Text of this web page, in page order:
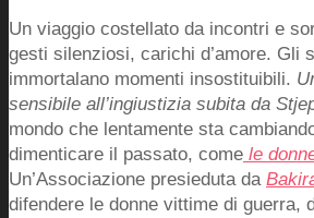
Un viaggio costellato da incontri e
gesti silenziosi, carichi d’amore. Gli
immortalano momenti insostituibili.
sensibile all’ingiustizia subita da
mondo che lentamente sta
dimenticare il passato, come le
Un’Associazione presieduta da
difendere le donne vittime di guerra,